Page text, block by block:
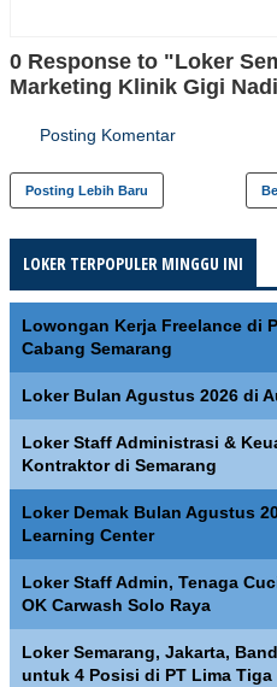
0 Response to "Loker
Marketing Klinik Gigi
Posting Komentar
Posting Lebih Baru
LOKER TERPOPULER MINGGU INI
Lowongan Kerja Freelance di
Cabang Semarang
Loker Bulan Agustus 2026 di
Loker Staff Administrasi &
Kontraktor di Semarang
Loker Demak Bulan Agustus
Learning Center
Loker Staff Admin, Tenaga
OK Carwash Solo Raya
Loker Semarang, Jakarta,
untuk 4 Posisi di PT Lima Tiga